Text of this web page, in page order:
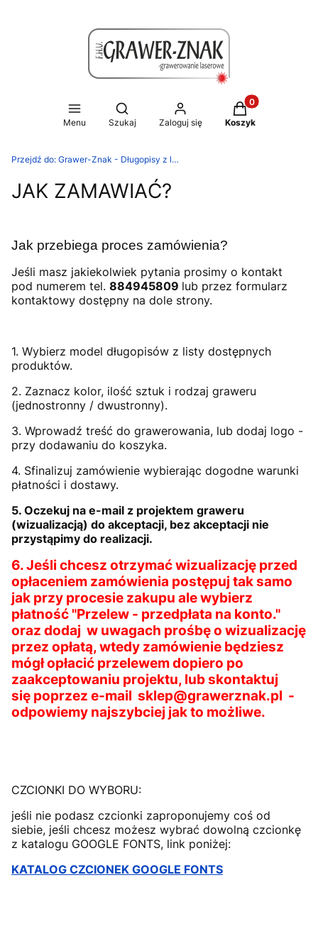
Menu
Otwórz wyszukiwarkę
Szukaj Zaloguj się
Produkty w
Koszyk
Przejdź do: Grawer-Znak - Długopisy z logo / Gadżety Reklamowe
JAK ZAMAWIAĆ?
Jak przebiega proces zamówienia?
Jeśli masz jakiekolwiek pytania prosimy o kontakt
pod numerem tel. 884945809 lub przez formularz
kontaktowy dostępny na dole strony.
1. Wybierz model długopisów z listy dostępnych
produktów.
2. Zaznacz kolor, ilość sztuk i rodzaj graweru
(jednostronny / dwustronny).
3. Wprowadź treść do grawerowania, lub dodaj logo -
przy dodawaniu do koszyka.
4. Sfinalizuj zamówienie wybierając dogodne warunki
płatności i dostawy.
5. Oczekuj na e-mail z projektem graweru
(wizualizacją) do akceptacji, bez akceptacji nie
przystąpimy do realizacji.
6. Jeśli chcesz otrzymać wizualizację przed
opłaceniem zamówienia postępuj tak samo
jak przy procesie zakupu ale wybierz
płatność "Przelew - przedpłata na konto."
oraz dodaj w uwagach prośbę o wizualizację
przez opłatą, wtedy zamówienie będziesz
mógł opłacić przelewem dopiero po
zaakceptowaniu projektu, lub skontaktuj
się poprzez e-mail sklep@grawerznak.pl -
odpowiemy najszybciej jak to możliwe.
CZCIONKI DO WYBORU:
jeśli nie podasz czcionki zaproponujemy coś od
siebie, jeśli chcesz możesz wybrać dowolną czcionkę
z katalogu GOOGLE FONTS, link poniżej:
KATALOG CZCIONEK GOOGLE FONTS